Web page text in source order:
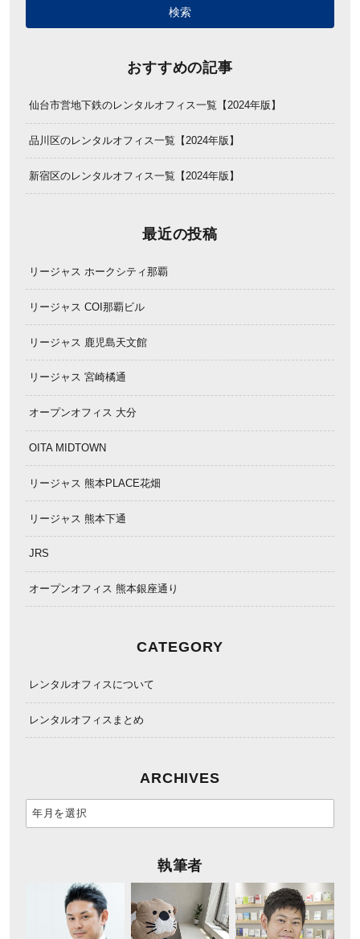
おすすめの記事
仙台市営地下鉄のレンタルオフィス一覧【2024年版】
品川区のレンタルオフィス一覧【2024年版】
新宿区のレンタルオフィス一覧【2024年版】
最近の投稿
リージャス ホークシティ那覇
リージャス COI那覇ビル
リージャス 鹿児島天文館
リージャス 宮崎橘通
オープンオフィス 大分
OITA MIDTOWN
リージャス 熊本PLACE花畑
リージャス 熊本下通
JRS
オープンオフィス 熊本銀座通り
CATEGORY
レンタルオフィスについて
レンタルオフィスまとめ
ARCHIVES
執筆者